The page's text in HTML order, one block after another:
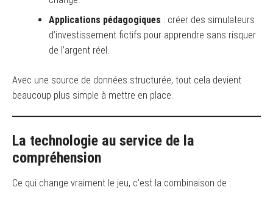
Applications pédagogiques : créer des simulateurs
d’investissement fictifs pour apprendre sans risquer
de l’argent réel.
Avec une source de données structurée, tout cela devient
beaucoup plus simple à mettre en place.
La technologie au service de la
compréhension
Ce qui change vraiment le jeu, c’est la combinaison de :